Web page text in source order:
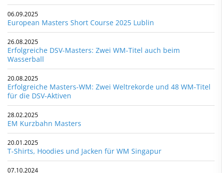
06.09.2025
European Masters Short Course 2025 Lublin
26.08.2025
Erfolgreiche DSV-Masters: Zwei WM-Titel auch beim
Wasserball
20.08.2025
Erfolgreiche Masters-WM: Zwei Weltrekorde und 48 WM-Titel
für die DSV-Aktiven
28.02.2025
EM Kurzbahn Masters
20.01.2025
T-Shirts, Hoodies und Jacken für WM Singapur
07.10.2024